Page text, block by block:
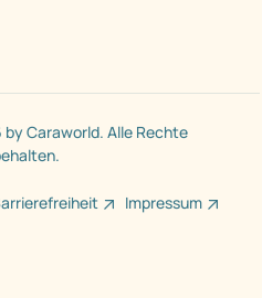
Caraworld. Alle Rechte
Impressum